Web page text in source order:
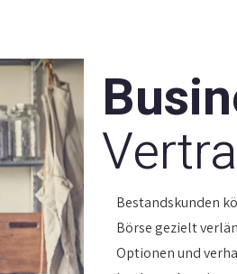
Bestandskunden
Börse gezielt
Optionen und